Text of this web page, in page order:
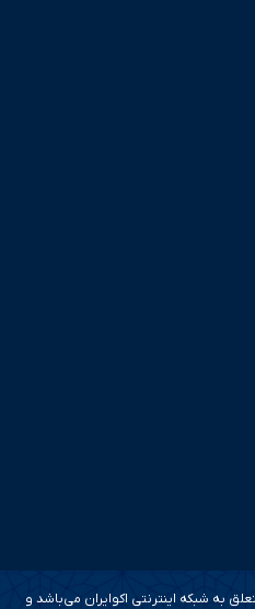
به شبکه اینترنتی اکوایران می‌باشد و